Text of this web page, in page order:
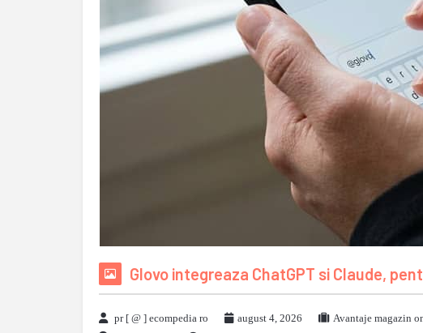
Glovo integreaza ChatGPT si Claude,
pr [ @ ] ecompedia ro august 4, 2026 Avantaje magazin